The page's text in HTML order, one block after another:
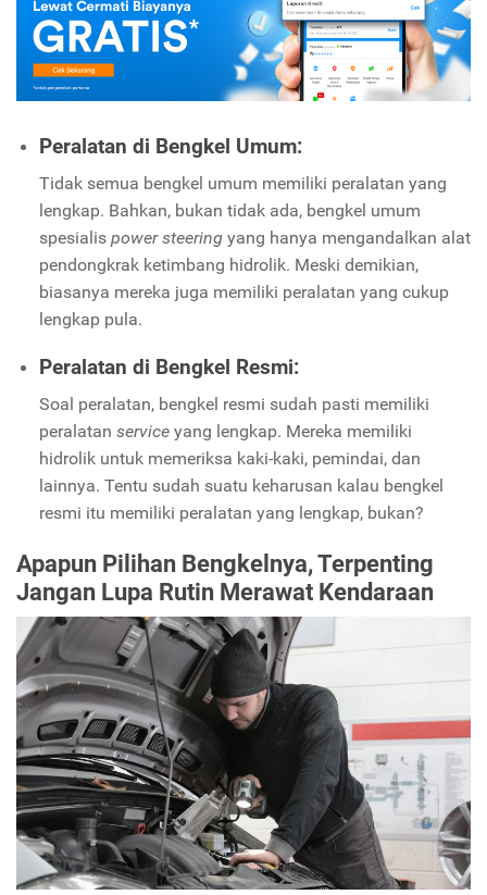
Peralatan di Bengkel Umum:
Tidak semua bengkel umum memiliki peralatan yang
lengkap. Bahkan, bukan tidak ada, bengkel umum
spesialis power steeringyang hanya mengandalkan alat
pendongkrak ketimbang hidrolik. Meski demikian,
biasanya mereka juga memiliki peralatan yang cukup
lengkap pula.
Peralatan di Bengkel Resmi:
Soal peralatan, bengkel resmi sudah pasti memiliki
peralatan serviceyang lengkap. Mereka memiliki
hidrolik untuk memeriksa kaki-kaki, pemindai, dan
lainnya. Tentu sudah suatu keharusan kalau bengkel
resmi itu memiliki peralatan yang lengkap, bukan?
Apapun Pilihan Bengkelnya, Terpenting
Jangan Lupa Rutin Merawat Kendaraan